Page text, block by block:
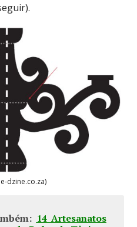
dzine.co.za)
14 Artesanatos